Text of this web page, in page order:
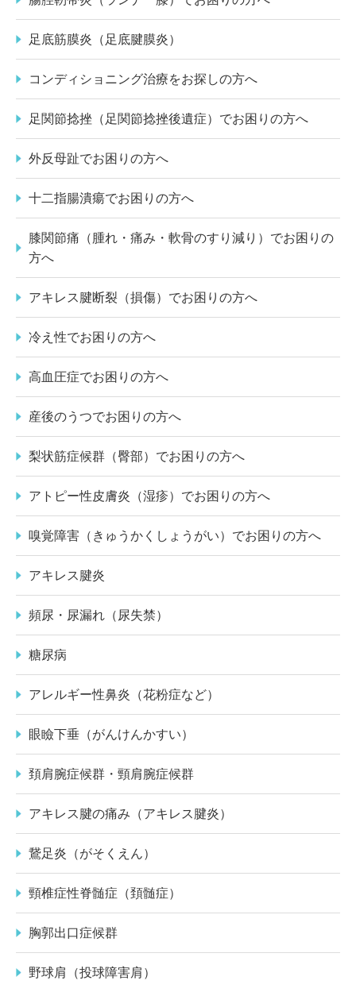
足底筋膜炎（足底腱膜炎）
コンディショニング治療をお探しの方へ
足関節捻挫（足関節捻挫後遺症）でお困りの方へ
外反母趾でお困りの方へ
十二指腸潰瘍でお困りの方へ
膝関節痛（腫れ・痛み・軟骨のすり減り）でお困りの
方へ
アキレス腱断裂（損傷）でお困りの方へ
冷え性でお困りの方へ
高血圧症でお困りの方へ
産後のうつでお困りの方へ
梨状筋症候群（臀部）でお困りの方へ
アトピー性皮膚炎（湿疹）でお困りの方へ
嗅覚障害（きゅうかくしょうがい）でお困りの方へ
アキレス腱炎
頻尿・尿漏れ（尿失禁）
糖尿病
アレルギー性鼻炎（花粉症など）
眼瞼下垂（がんけんかすい）
頚肩腕症候群・頸肩腕症候群
アキレス腱の痛み（アキレス腱炎）
鵞足炎（がそくえん）
頸椎症性脊髄症（頚髄症）
胸郭出口症候群
野球肩（投球障害肩）